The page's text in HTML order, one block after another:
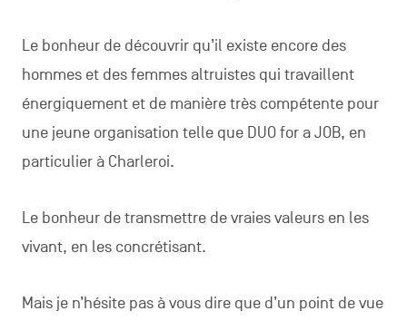
Le bonheur de découvrir qu’il existe encore des
hommes et des femmes altruistes qui travaillent
énergiquement et de manière très compétente pour
une jeune organisation telle que DUO for a JOB, en
particulier à Charleroi.
Le bonheur de transmettre de vraies valeurs en les
vivant, en les concrétisant.
Mais je n’hésite pas à vous dire que d’un point de vue